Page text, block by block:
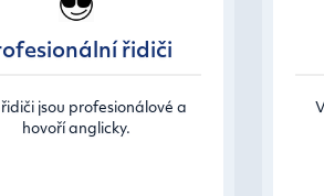
řidiči
řidiči jsou profesionálové a
hovoří anglicky.